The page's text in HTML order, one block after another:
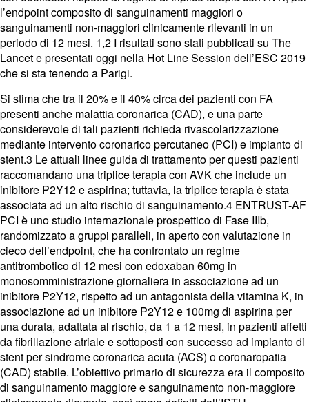
l’endpoint composito di sanguinamenti maggiori o
sanguinamenti non-maggiori clinicamente rilevanti in un
periodo di 12 mesi. 1,2 I risultati sono stati pubblicati su The
Lancet e presentati oggi nella Hot Line Session dell’ESC 2019
che si sta tenendo a Parigi.
Si stima che tra il 20% e il 40% circa dei pazienti con FA
presenti anche malattia coronarica (CAD), e una parte
considerevole di tali pazienti richieda rivascolarizzazione
mediante intervento coronarico percutaneo (PCI) e impianto di
stent.3 Le attuali linee guida di trattamento per questi pazienti
raccomandano una triplice terapia con AVK che include un
inibitore P2Y12 e aspirina; tuttavia, la triplice terapia è stata
associata ad un alto rischio di sanguinamento.4 ENTRUST-AF
PCI è uno studio internazionale prospettico di Fase IIIb,
randomizzato a gruppi paralleli, in aperto con valutazione in
cieco dell’endpoint, che ha confrontato un regime
antitrombotico di 12 mesi con edoxaban 60mg in
monosomministrazione giornaliera in associazione ad un
inibitore P2Y12, rispetto ad un antagonista della vitamina K, in
associazione ad un inibitore P2Y12 e 100mg di aspirina per
una durata, adattata al rischio, da 1 a 12 mesi, in pazienti affetti
da fibrillazione atriale e sottoposti con successo ad impianto di
stent per sindrome coronarica acuta (ACS) o coronaropatia
(CAD) stabile. L’obiettivo primario di sicurezza era il composito
di sanguinamento maggiore e sanguinamento non-maggiore